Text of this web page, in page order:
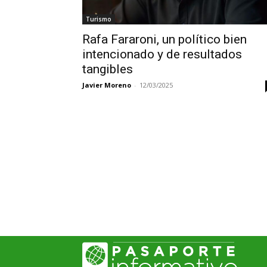
Turismo
Rafa Fararoni, un político bien
intencionado y de resultados
tangibles
Javier Moreno - 12/03/2025